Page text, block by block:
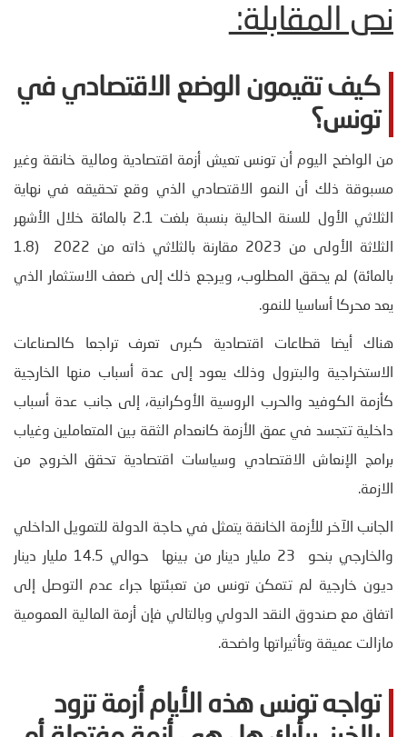
نص المقابلة:
كيف تقيمون الوضع الاقتصادي في
تونس؟
من الواضح اليوم أن تونس تعيش أزمة اقتصادية ومالية خانقة وغير
مسبوقة ذلك أن النمو الاقتصادي الذي وقع تحقيقه في نهاية
الثلاثي الأول للسنة الحالية بنسبة بلغت 2.1 بالمائة خلال الأشهر
الثلاثة الأولى من 2023 مقارنة بالثلاثي ذاته من 2022 (1.8
بالمائة) لم يحقق المطلوب، ويرجع ذلك إلى ضعف الاستثمار الذي
يعد محركا أساسيا للنمو.
هناك أيضا قطاعات اقتصادية كبرى تعرف تراجعا كالصناعات
الاستخراجية والبترول وذلك يعود إلى عدة أسباب منها الخارجية
كأزمة الكوفيد والحرب الروسية الأوكرانية، إلى جانب عدة أسباب
داخلية تتجسد في عمق الأزمة كانعدام الثقة بين المتعاملين وغياب
برامج الإنعاش الاقتصادي وسياسات اقتصادية تحقق الخروج من
الازمة.
الجانب الآخر للأزمة الخانقة يتمثل في حاجة الدولة للتمويل الداخلي
والخارجي بنحو 23 مليار دينار من بينها حوالي 14.5 مليار دينار
ديون خارجية لم تتمكن تونس من تعبئتها جراء عدم التوصل إلى
اتفاق مع صندوق النقد الدولي وبالتالي فإن أزمة المالية العمومية
مازالت عميقة وتأثيراتها واضحة.
تواجه تونس هذه الأيام أزمة تزود